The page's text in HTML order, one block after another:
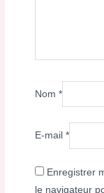
Nom*
E-mail*
Enregistrer
le navigateur